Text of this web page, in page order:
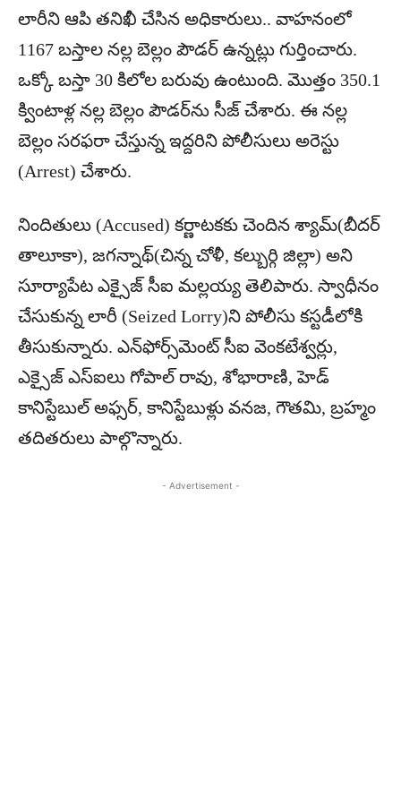
లారీని ఆపి తనిఖీ చేసిన అధికారులు.. వాహనంలో
1167 బస్తాల నల్ల బెల్లం పౌడర్ ఉన్నట్లు గుర్తించారు.
ఒక్కో బస్తా 30 కిలోల బరువు ఉంటుంది. మొత్తం 350.1
క్వింటాళ్ల నల్ల బెల్లం పౌడర్‌ను సీజ్ చేశారు. ఈ నల్ల
బెల్లం సరఫరా చేస్తున్న ఇద్దరిని పోలీసులు అరెస్టు
(Arrest) చేశారు.
నిందితులు (Accused) కర్ణాటకకు చెందిన శ్యామ్(బీదర్
తాలూకా), జగన్నాథ్(చిన్న చోళీ, కల్బుర్గి జిల్లా) అని
సూర్యాపేట ఎక్సైజ్ సీఐ మల్లయ్య తెలిపారు. స్వాధీనం
చేసుకున్న లారీ (Seized Lorry)ని పోలీసు కస్టడీలోకి
తీసుకున్నారు. ఎన్‌ఫోర్స్‌మెంట్ సీఐ వెంకటేశ్వర్లు,
ఎక్సైజ్ ఎస్‌ఐలు గోపాల్ రావు, శోభారాణి, హెడ్
కానిస్టేబుల్ అఫ్సర్, కానిస్టేబుళ్లు వనజ, గౌతమి, బ్రహ్మం
తదితరులు పాల్గొన్నారు.
- Advertisement -